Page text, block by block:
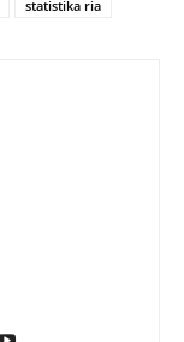
statistika ria